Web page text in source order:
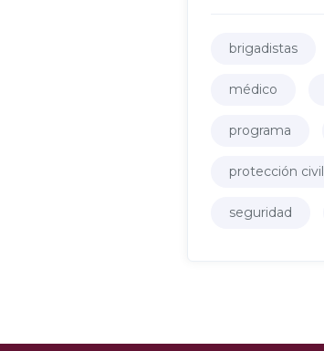
brigadistas
médico
programa
protección civil
seguridad